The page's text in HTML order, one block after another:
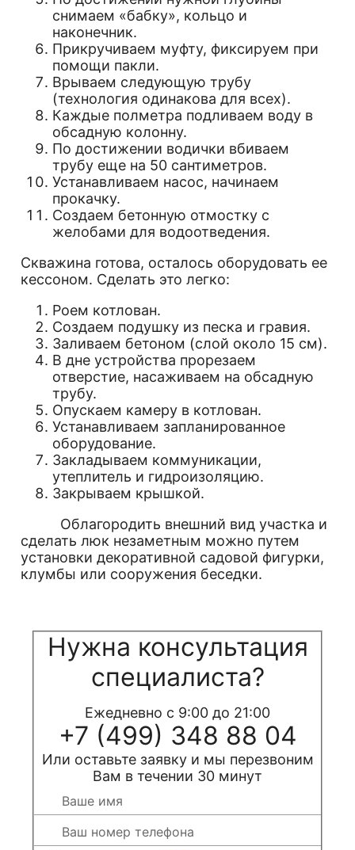
снимаем «бабку», кольцо и
наконечник.
Прикручиваем муфту, фиксируем при
помощи пакли.
Врываем следующую трубу
(технология одинакова для всех).
Каждые полметра подливаем воду в
обсадную колонну.
По достижении водички вбиваем
трубу еще на 50 сантиметров.
Устанавливаем насос, начинаем
прокачку.
Создаем бетонную отмостку с
желобами для водоотведения.
Скважина готова, осталось оборудовать ее
кессоном. Сделать это легко:
Роем котлован.
Создаем подушку из песка и гравия.
Заливаем бетоном (слой около 15 см).
В дне устройства прорезаем
отверстие, насаживаем на обсадную
трубу.
Опускаем камеру в котлован.
Устанавливаем запланированное
оборудование.
Закладываем коммуникации,
утеплитель и гидроизоляцию.
Закрываем крышкой.
Облагородить внешний вид участка и
сделать люк незаметным можно путем
установки декоративной садовой фигурки,
клумбы или сооружения беседки.
Нужна консультация
специалиста?
Ежедневно с 9:00 до 21:00
+7 (499) 348 88 04
Или оставьте заявку и мы перезвоним
Вам в течении 30 минут